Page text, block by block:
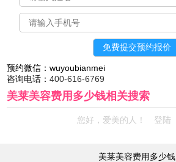
预约微信：wuyoubianmei
咨询电话：400-616-6769
美莱美容费用多少钱相关搜索
您好，爱美的人！ 登陆
美莱美容费用多少钱